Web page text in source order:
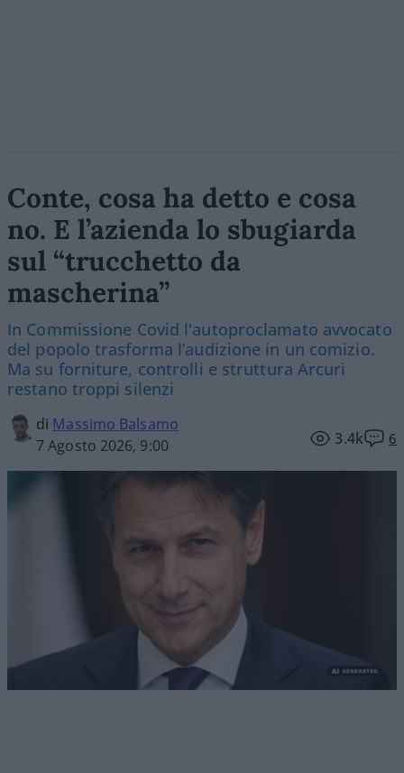
Conte, cosa ha detto e cosa
no. E l’azienda lo sbugiarda
sul “trucchetto da
mascherina”
In Commissione Covid l'autoproclamato avvocato
del popolo trasforma l’audizione in un comizio.
Ma su forniture, controlli e struttura Arcuri
restano troppi silenzi
di Massimo Balsamo
7 Agosto 2026, 9:00
3.4k 6